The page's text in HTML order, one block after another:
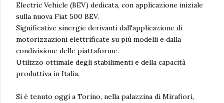
Electric Vehicle (BEV) dedicata, con applicazione iniziale
sulla nuova Fiat 500 BEV.
Significative sinergie derivanti dall'applicazione di
motorizzazioni elettrificate su più modelli e dalla
condivisione delle piattaforme.
Utilizzo ottimale degli stabilimenti e della capacità
produttiva in Italia.
Si è tenuto oggi a Torino, nella palazzina di Mirafiori,